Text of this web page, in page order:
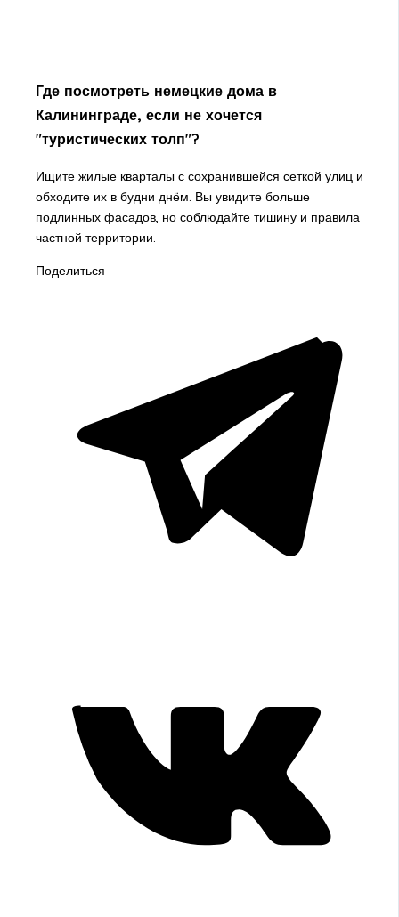
Где посмотреть немецкие дома в
Калининграде, если не хочется
"туристических толп"?
Ищите жилые кварталы с сохранившейся сеткой улиц и
обходите их в будни днём. Вы увидите больше
подлинных фасадов, но соблюдайте тишину и правила
частной территории.
Поделиться